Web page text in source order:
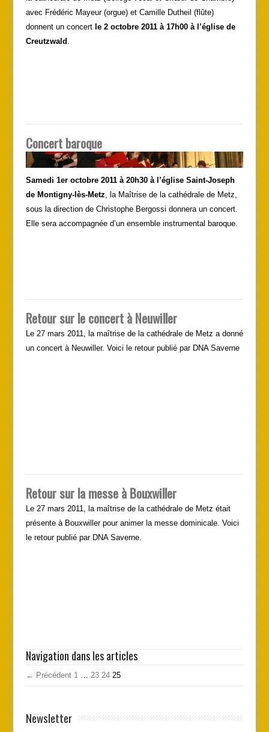
avec Frédéric Mayeur (orgue) et Camille Dutheil (flûte)
donnent un concert le 2 octobre 2011 à 17h00 à l’église de
Creutzwald .
Concert baroque
Samedi 1er octobre 2011 à 20h30 à l’église Saint-Joseph
de Montigny-lès-Metz , la Maîtrise de la cathédrale de Metz,
sous la direction de Christophe Bergossi donnera un concert.
Elle sera accompagnée d’un ensemble instrumental baroque.
Retour sur le concert à Neuwiller
Le 27 mars 2011, la maîtrise de la cathédrale de Metz a donné
un concert à Neuwiller. Voici le retour publié par DNA Saverne
Retour sur la messe à Bouxwiller
Le 27 mars 2011, la maîtrise de la cathédrale de Metz était
présente à Bouxwiller pour animer la messe dominicale. Voici
le retour publié par DNA Saverne.
Navigation dans les articles
← Précédent 1 … 23 24 25
Newsletter